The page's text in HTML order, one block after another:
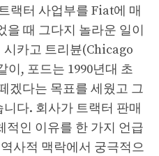
랙터 사업부를 Fiat에 매
을 때 그다지 놀라운 일이
카고 트리뷴(Chicago
, 포드는 1990년대 초
겠다는 목표를 세웠고 그
다. 회사가 트랙터 판매
적인 이유를 한 가지 언급
사적 맥락에서 궁극적으